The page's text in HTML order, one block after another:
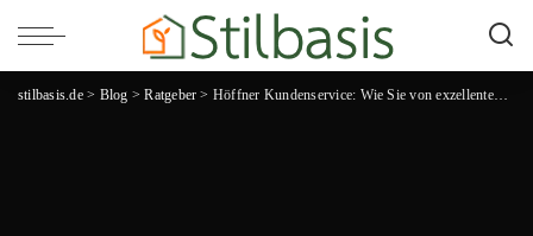
stilbasis.de> Blog >Ratgeber > Höffner Kundenservice: Wie Sie von exzellentem Service und persönlicher Betreuung profitieren!